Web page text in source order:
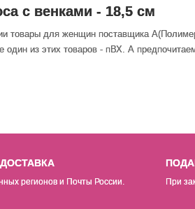
с венками - 18,5 см
товары для женщин поставщика
один из этих товаров - пВХ. А
регионов и Почты России. При